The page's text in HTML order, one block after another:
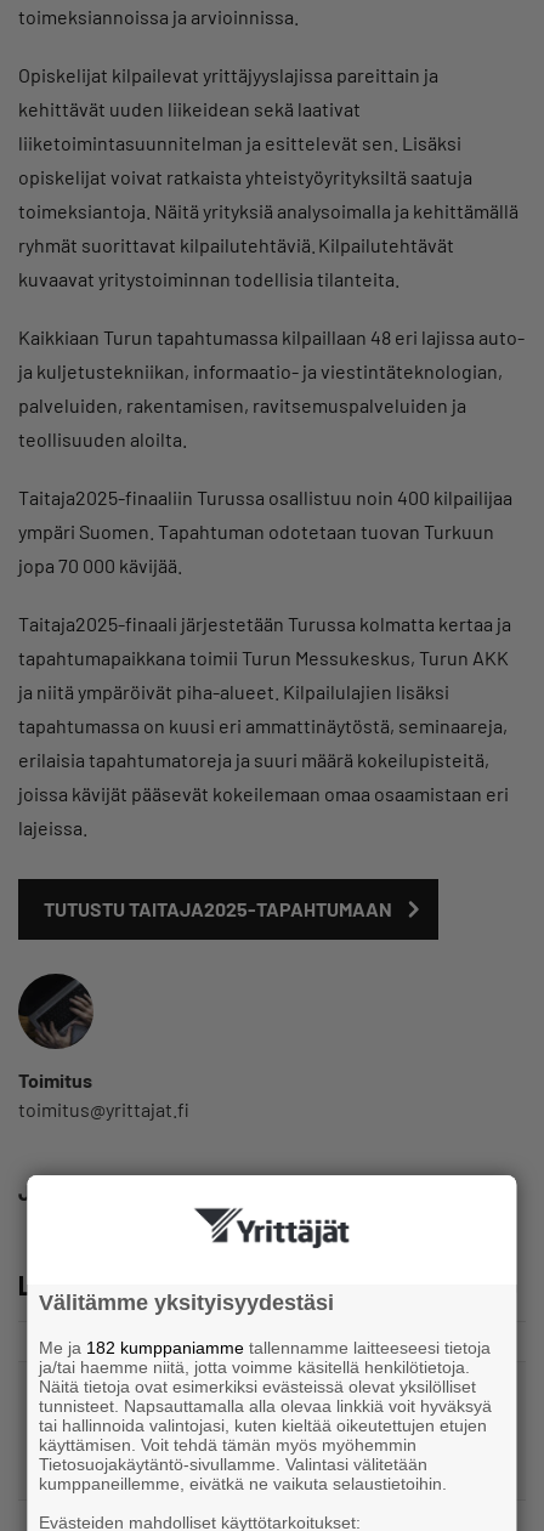
toimeksiannoissa ja arvioinnissa.
Opiskelijat kilpailevat yrittäjyyslajissa pareittain ja
kehittävät uuden liikeidean sekä laativat
liiketoimintasuunnitelman ja esittelevät sen. Lisäksi
opiskelijat voivat ratkaista yhteistyöyrityksiltä saatuja
toimeksiantoja. Näitä yrityksiä analysoimalla ja kehittämällä
ryhmät suorittavat kilpailutehtäviä. Kilpailutehtävät
kuvaavat yritystoiminnan todellisia tilanteita.
Kaikkiaan Turun tapahtumassa kilpaillaan 48 eri lajissa auto-
ja kuljetustekniikan, informaatio- ja viestintäteknologian,
palveluiden, rakentamisen, ravitsemuspalveluiden ja
teollisuuden aloilta.
Taitaja2025-finaaliin Turussa osallistuu noin 400 kilpailijaa
ympäri Suomen. Tapahtuman odotetaan tuovan Turkuun
jopa 70 000 kävijää.
Taitaja2025-finaali järjestetään Turussa kolmatta kertaa ja
tapahtumapaikkana toimii Turun Messukeskus, Turun AKK
ja niitä ympäröivät piha-alueet. Kilpailulajien lisäksi
tapahtumassa on kuusi eri ammattinäytöstä, seminaareja,
erilaisia tapahtumatoreja ja suuri määrä kokeilupisteitä,
joissa kävijät pääsevät kokeilemaan omaa osaamistaan eri
lajeissa.
TUTUSTU TAITAJA2025-TAPAHTUMAAN
Toimitus
toimitus@yrittajat.fi
Jaa
Lue lisää
Kaupallinen yhteistyö
Maksamaton lasku voi viedä koko kaupan
katteen
Välitämme yksityisyydestäsi
Me ja 182 kumppaniamme tallennamme laitteeseesi tietoja
ja/tai haemme niitä, jotta voimme käsitellä henkilötietoja.
Näitä tietoja ovat esimerkiksi evästeissä olevat yksilölliset
tunnisteet. Napsauttamalla alla olevaa linkkiä voit hyväksyä
tai hallinnoida valintojasi, kuten kieltää oikeutettujen etujen
käyttämisen. Voit tehdä tämän myös myöhemmin
Tietosuojakäytäntö-sivullamme. Valintasi välitetään
kumppaneillemme, eivätkä ne vaikuta selaustietoihin.
Evästeiden mahdolliset käyttötarkoitukset: